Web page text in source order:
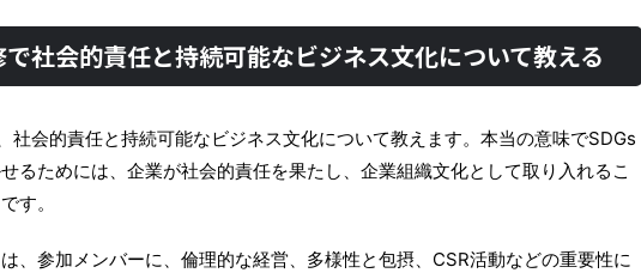
で社会的責任と持続可能なビジネス文化について教える
社会的責任と持続可能なビジネス文化について教えます。本当の意味でSDGs
るためには、企業が社会的責任を果たし、企業組織文化として取り入れるこ
す。
、参加メンバーに、倫理的な経営、多様性と包摂、CSR活動などの重要性に